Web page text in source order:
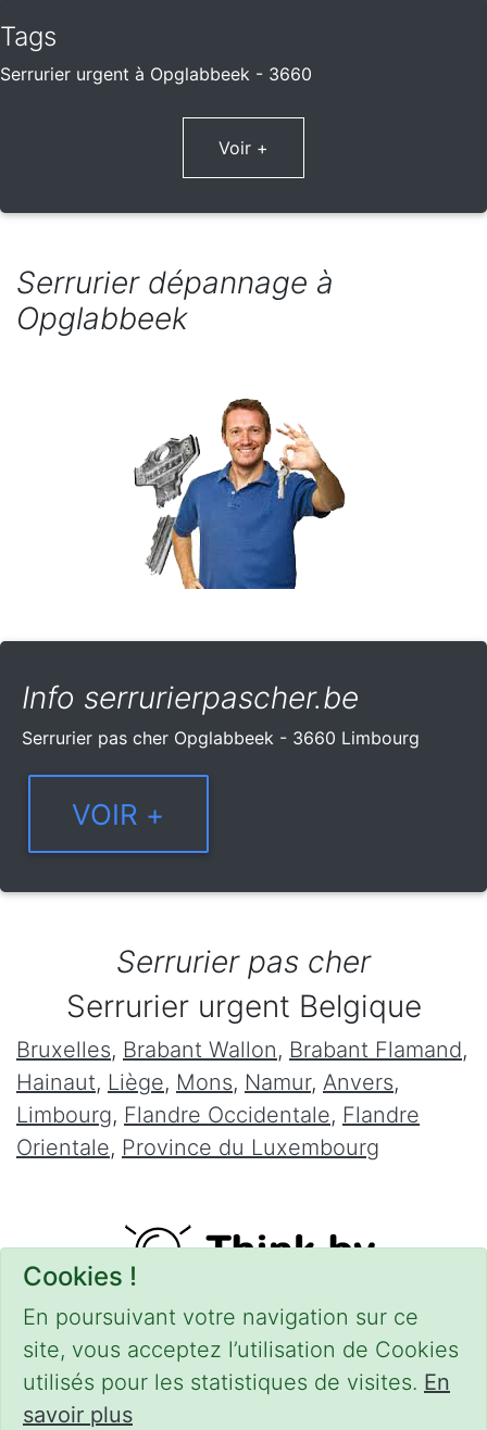
Cookies !
En poursuivant votre navigation sur ce
site, vous acceptez l’utilisation de Cookies
utilisés pour les statistiques de visites. En
savoir plus
Tags
Serrurier urgent à Opglabbeek - 3660
Voir +
Serrurier dépannage à
Opglabbeek
Info serrurierpascher.be
Serrurier pas cher Opglabbeek - 3660 Limbourg
Serrurier pas cher
Serrurier urgent Belgique
Bruxelles, Brabant Wallon, Brabant Flamand,
Hainaut, Liège, Mons, Namur, Anvers,
Limbourg, Flandre Occidentale, Flandre
Orientale, Province du Luxembourg